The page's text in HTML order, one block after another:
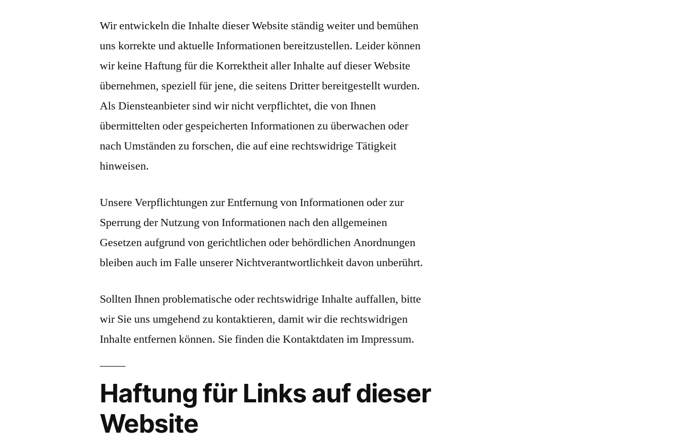
Wir entwickeln die Inhalte dieser Website ständig weiter und bemühen
uns korrekte und aktuelle Informationen bereitzustellen. Leider können
wir keine Haftung für die Korrektheit aller Inhalte auf dieser Website
übernehmen, speziell für jene, die seitens Dritter bereitgestellt wurden.
Als Diensteanbieter sind wir nicht verpflichtet, die von Ihnen
übermittelten oder gespeicherten Informationen zu überwachen oder
nach Umständen zu forschen, die auf eine rechtswidrige Tätigkeit
hinweisen.
Unsere Verpflichtungen zur Entfernung von Informationen oder zur
Sperrung der Nutzung von Informationen nach den allgemeinen
Gesetzen aufgrund von gerichtlichen oder behördlichen Anordnungen
bleiben auch im Falle unserer Nichtverantwortlichkeit davon unberührt.
Sollten Ihnen problematische oder rechtswidrige Inhalte auffallen, bitte
wir Sie uns umgehend zu kontaktieren, damit wir die rechtswidrigen
Inhalte entfernen können. Sie finden die Kontaktdaten im Impressum.
Haftung für Links auf dieser
Website